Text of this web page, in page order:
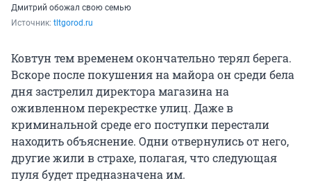
Дмитрий обожал свою семью
Источник: tltgorod.ru
Ковтун тем временем окончательно терял берега.
Вскоре после покушения на майора он среди бела
дня застрелил директора магазина на
оживленном перекрестке улиц. Даже в
криминальной среде его поступки перестали
находить объяснение. Одни отвернулись от него,
другие жили в страхе, полагая, что следующая
пуля будет предназначена им.